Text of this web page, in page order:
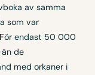
av samma
som var
endast 50 000
de
med orkaner i